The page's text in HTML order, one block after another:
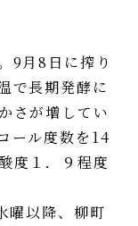
9月8日に搾り
で長期発酵に
さが増してい
ール度数を14
度１．９程度
曜以降、柳町